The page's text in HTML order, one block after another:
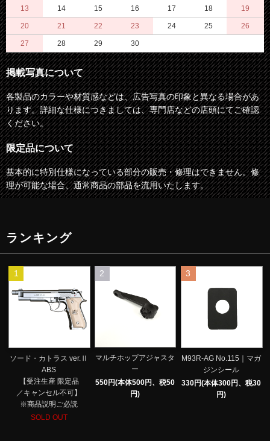
13 14 15 16 17 18 19
20 21 22 23 24 25 26
27 28 29 30
掲載写真について
各製品のカラーや材質感などは、広告写真の印象と異なる場合があ
ります。詳細な仕様につきましては、専門店などの店頭にてご確認
ください。
限定品について
基本的に特別仕様になっている部分の販売・修理はできません。修
理が可能な場合、通常商品の部品を流用いたします。
ランキング
1
ソード・カトラス ver.Ⅱ
ABS
【受注生産 限定品
／キャンセル不可】
※商品説明ご必読
SOLD OUT
2
マルチホップアジャスタ
ー
550円(本体500円、税50
円)
3
M93R-AG No.115｜マガ
ジンシール
330円(本体300円、税30
円)